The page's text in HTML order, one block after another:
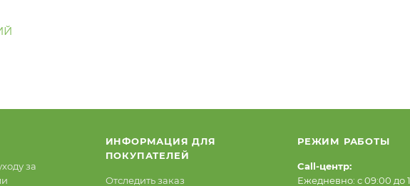
за
ИНФОРМАЦИЯ ДЛЯ
ПОКУПАТЕЛЕЙ
Отследить заказ
РЕЖИМ РАБОТЫ
Call-центр:
Ежедневно: с 09:00 до